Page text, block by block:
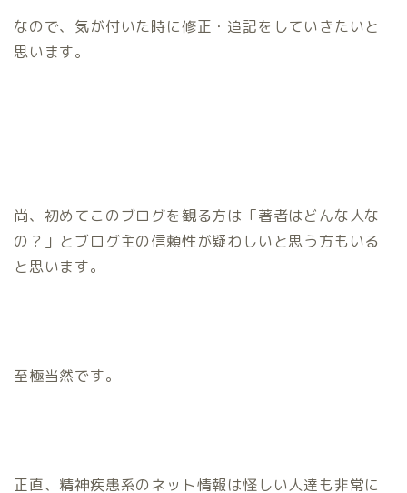
なので、気が付いた時に修正・追記をしていきたいと
思います。
尚、初めてこのブログを観る方は「著者はどんな人な
の？」とブログ主の信頼性が疑わしいと思う方もいる
と思います。
至極当然です。
正直、精神疾患系のネット情報は怪しい人達も非常に